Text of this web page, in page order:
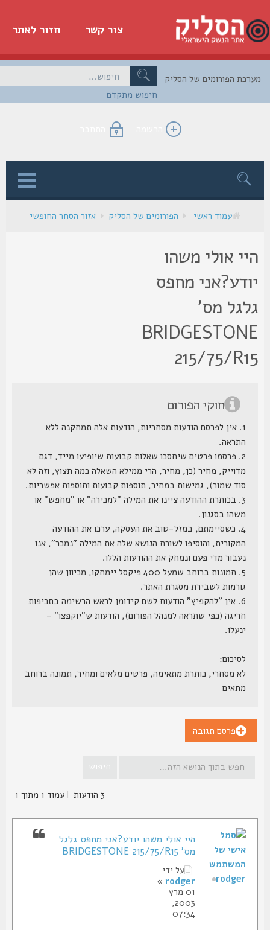
חזור לאתר צור קשר
חיפוש מתקדם
הפורומים של הסליק
הרשמה התחבר
עמוד ראשי הפורומים של הסליק אזור הסחר החופשי
אולי משהו
מחפס
מס'
215/75/
חוקי הפורום
1. אין לפרסם הודעות מסחריות, הודעות אלה תמחקנה ללא
התראה.
2. פרסמו פרטים שיחסכו שאלות קבועות שיופיעו מייד, דגם
מדוייק, מחיר (כן, מחיר, הרי ממילא השאלה כמה תצוץ, וזה לא
סוד שמור), גמישות במחיר, תוספות קבועות ותוספות אפשריות.
3. בכותרת ההודעה ציינו את המילה "למכירה" או "מחפש" או
משהו בסגנון.
4. כשסיימתם, במזל-טוב את העסקה, ערכו את ההודעה
המקורית, והוסיפו לשורת הנושא שלה את המילה "נמכר", אנו
נעבור מדי פעם ונמחק את ההודעות הללו.
5. תמונות ברוחב שמעל 400 פיקסל יימחקו, מכיוון שהן
גורמות לשבירת מסגרת האתר.
6. אין "להקפיץ" הודעות לשם קידומן לראש הרשימה בתכיפות
חריגה (כפי שתראה למנהל הפורום), הודעות ש"יוקפצו" -
ינעלו.
לסיכום:
לא מסחרי, כותרת מתאימה, פרטים מלאים ומחיר, תמונה ברוחב
מתאים
פרסם תגובה
|עמוד1מתוך1
היי אולי משהו יודע?אני מחפס גלגל
על ידי
rodger
»
01 מרץ
2003,
07:34
rodger